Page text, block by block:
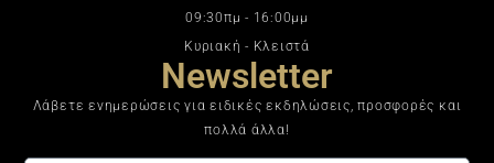
09:30πμ - 16:00μμ
Κυριακή - Κλειστά
Newsletter
Λάβετε ενημερώσεις για ειδικές εκδηλώσεις, προσφορές και
πολλά άλλα!